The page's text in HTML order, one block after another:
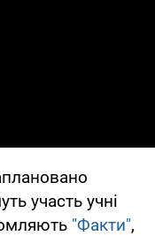
Video
участь учні
"Факти",